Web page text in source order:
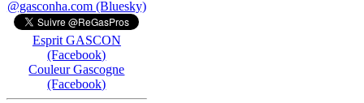
@gasconha.com (Bluesky)
Esprit GASCON
(Facebook)
Couleur Gascogne
(Facebook)